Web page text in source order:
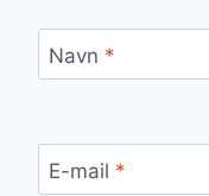
Navn *
E-mail *